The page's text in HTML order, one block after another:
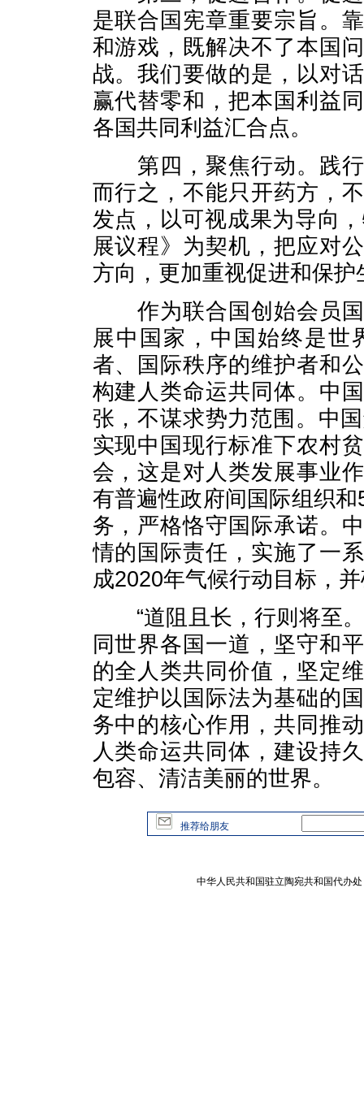
是联合国宪章重要宗旨。
和游戏，既解决不了本国
战。我们要做的是，以对
赢代替零和，把本国利益
各国共同利益汇合点。
第四，聚焦行动。践行
而行之，不能只开药方，
发点，以可视成果为导向
展议程》为契机，把应对
方向，更加重视促进和保
作为联合国创始会员国
展中国家，中国始终是世
者、国际秩序的维护者和
构建人类命运共同体。中
张，不谋求势力范围。中
实现中国现行标准下农村
会，这是对人类发展事业
有普遍性政府间国际组织
务，严格恪守国际承诺。
情的国际责任，实施了一
成2020年气候行动目标，
“道阻且长，行则将至。
同世界各国一道，坚守和
的全人类共同价值，坚定
定维护以国际法为基础的
务中的核心作用，共同推
人类命运共同体，建设持
包容、清洁美丽的世界。
推荐给朋友
中华人民共和国驻立陶宛共和国代办处